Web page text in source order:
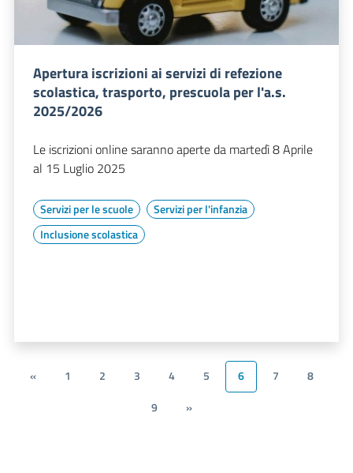
Apertura iscrizioni ai servizi di refezione
scolastica, trasporto, prescuola per l'a.s.
2025/2026
Le iscrizioni online saranno aperte da martedì 8 Aprile
al 15 Luglio 2025
Servizi per le scuole
Servizi per l'infanzia
Inclusione scolastica
« 1 2 3 4 5 6 7
8
9
»